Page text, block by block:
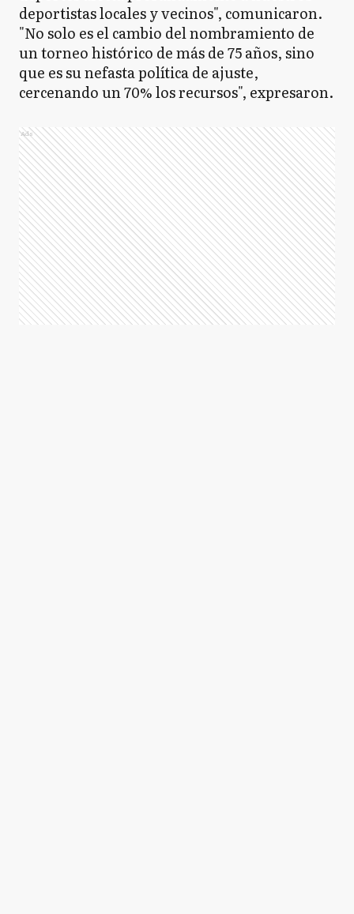
deportistas locales y vecinos", comunicaron.
"No solo es el cambio del nombramiento de
un torneo histórico de más de 75 años, sino
que es su nefasta política de ajuste,
cercenando un 70% los recursos", expresaron.
Ads